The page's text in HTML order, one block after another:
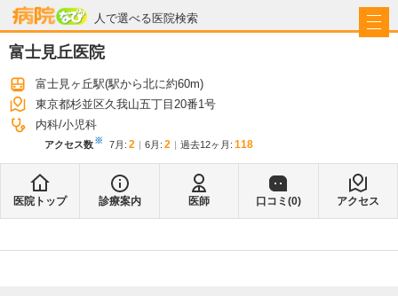
人で選べる医院検索
病院なび
富士見丘医院
富士見ヶ丘駅(駅から北に約60m)
東京都杉並区久我山五丁目20番1号
内科 小児科
アクセス数※ 7月 : 2 6月 : 2 過去12ヶ月: 118
医院トップ 診療案内 医師 口コミ(0) アクセス